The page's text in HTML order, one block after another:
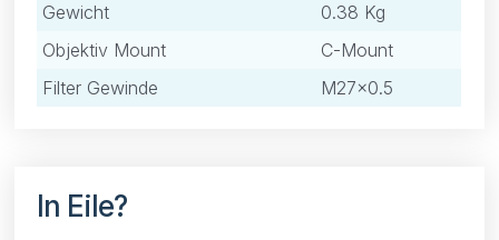
Gewicht
0.38 Kg
Objektiv Mount
C-Mount
Filter Gewinde
M27×0.5
In Eile?